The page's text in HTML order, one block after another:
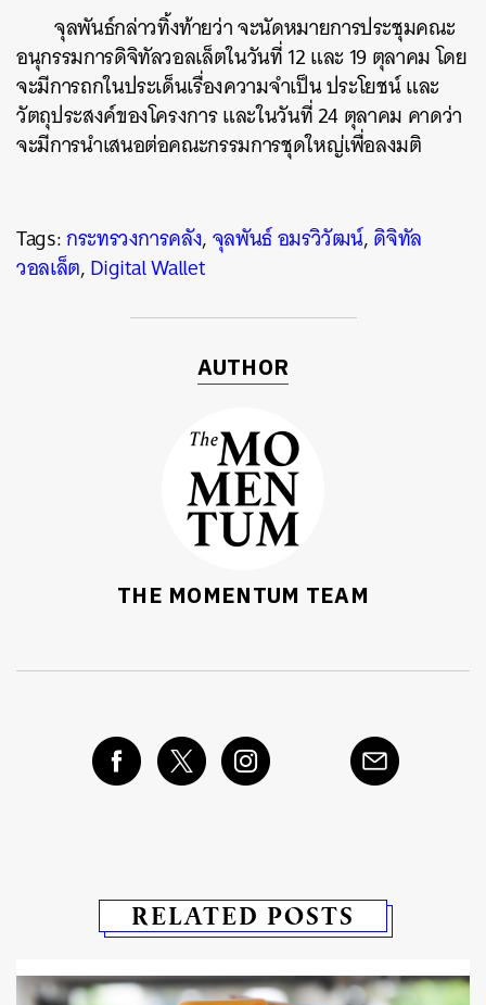
จุลพันธ์กล่าวทิ้งท้ายว่า จะนัดหมายการประชุมคณะ
อนุกรรมการดิจิทัลวอลเล็ตในวันที่ 12 และ 19 ตุลาคม โดย
จะมีการถกในประเด็นเรื่องความจำเป็น ประโยชน์ และ
วัตถุประสงค์ของโครงการ และในวันที่ 24 ตุลาคม คาดว่า
จะมีการนำเสนอต่อคณะกรรมการชุดใหญ่เพื่อลงมติ
Tags:กระทรวงการคลัง,จุลพันธ์ อมรวิวัฒน์,ดิจิทัล
วอลเล็ต,Digital Wallet
AUTHOR
THE MOMENTUM TEAM
RELATED POSTS